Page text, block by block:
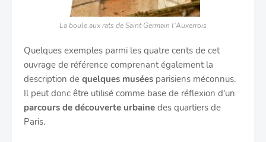
La boule aux rats de Saint Germain l'Auxerrois
Quelques exemples parmi les quatre cents de cet
ouvrage de référence comprenant également la
description de quelques musées parisiens méconnus.
Il peut donc être utilisé comme base de réflexion d'un
parcours de découverte urbaine des quartiers de
Paris.